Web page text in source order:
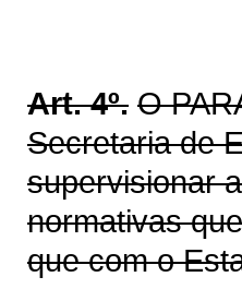
Art. 4º. O
Secretaria de
supervisionar
normativas
que com o